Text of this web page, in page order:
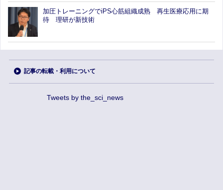
加圧トレーニングでiPS心筋組織成熟 再生医療応用に期
待 理研が新技術
記事の転載・利用について
Tweets by the_sci_news